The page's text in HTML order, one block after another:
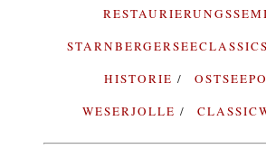
STARNBERGERSEECLASSICS
HISTORIE
WESERJOLLE